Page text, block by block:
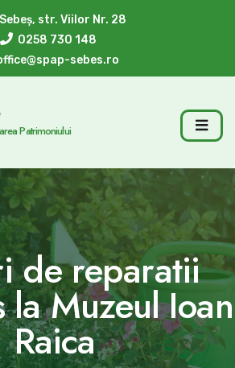
Sebeș, str. Viilor Nr. 28
0258 730 148
sebes.ro
Patrimoniului
de reparatii
la Muzeul Ioan
Raica